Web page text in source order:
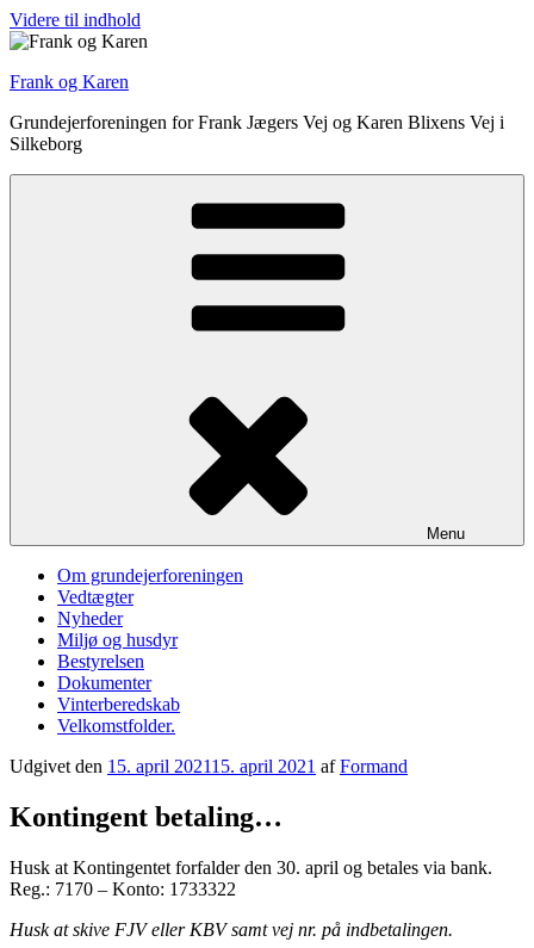
Videre til indhold
Frank og Karen
Grundejerforeningen for Frank Jægers Vej og Karen Blixens Vej i
Silkeborg
Menu
Om grundejerforeningen
Vedtægter
Nyheder
Miljø og husdyr
Bestyrelsen
Dokumenter
Vinterberedskab
Velkomstfolder.
Udgivet den 15. april 202115. april 2021 afFormand
Kontingent betaling…
Husk at Kontingentet forfalder den 30. april og betales via bank.
Reg.: 7170 – Konto: 1733322
Husk at skive FJV eller KBV samt vej nr. på indbetalingen.